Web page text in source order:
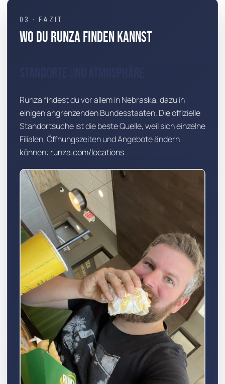
03 · FAZIT
Wo du Runza finden kannst
Runza findest du vor allem in Nebraska, dazu in
einigen angrenzenden Bundesstaaten. Die offizielle
Standortsuche ist die beste Quelle, weil sich einzelne
Filialen, Öffnungszeiten und Angebote ändern
können: runza.com/locations.